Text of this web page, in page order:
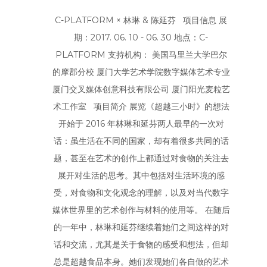
C-PLATFORM × 林琳 & 陈延芬 项目信息 展
期：2017. 06. 10 - 06. 30 地点：C-
PLATFORM 支持机构： 美国马里兰大学巴尔
的摩郡分校 厦门大学艺术学院数字媒体艺术专业
厦门交叉媒体创意科技有限公司 厦门阳光麦粒艺
术工作室 项目简介 展览《超越三小时》的想法
开始于 2016 年林琳和延芬两人最早的一次对
话：虽生活在不同的国家，却有着很多共同的话
题，甚至在艺术的创作上都通过对食物的关注去
展开对生活的思考。其中包括对生活环境的感
受，对食物和文化观念的理解，以及对当代数字
媒体世界里的艺术创作与材料的使用等。 在随后
的一年中，林琳和延芬继续着她们之间这样的对
话和交流，尤其是关于食物的感受和想法，但却
总是超越食品本身。她们发现她们各自做的艺术